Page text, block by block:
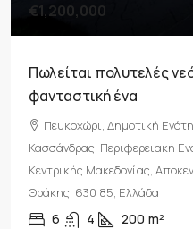
€1,200,000
Πωλείται πολυτελές
φανταστική ένα
Πευκοχώρι, Δημοτική
Κασσάνδρας, Περιφερειακή
Κεντρικής Μακεδονίας,
Θράκης, 630 85, Ελλάδα
6 4 200 m²